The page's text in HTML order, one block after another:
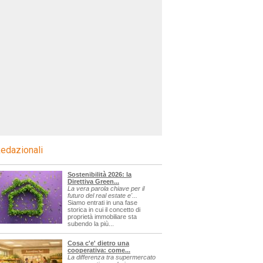
Sostenibilità 2026: la
Direttiva Green...
La vera parola chiave per il
futuro del real estate e'...
Siamo entrati in una fase
storica in cui il concetto di
proprietà immobiliare sta
subendo la più...
Cosa c'e' dietro una
cooperativa: come...
La differenza tra supermercato